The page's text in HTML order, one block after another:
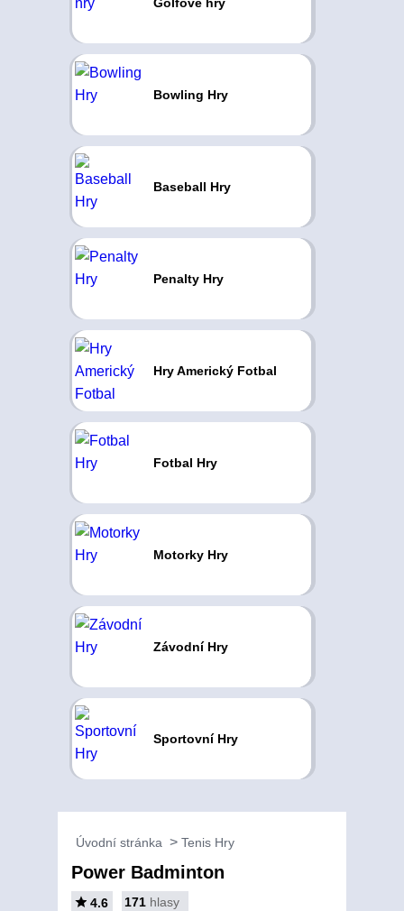
Bowling Hry
Baseball Hry
Penalty Hry
Hry Americký Fotbal
Fotbal Hry
Motorky Hry
Závodní Hry
Sportovní Hry
Úvodní stránka Tenis Hry
Power Badminton
4.6 171 hlasy